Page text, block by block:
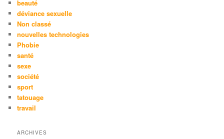
beauté
déviance sexuelle
Non classé
nouvelles technologies
Phobie
santé
sexe
société
sport
tatouage
travail
ARCHIVES